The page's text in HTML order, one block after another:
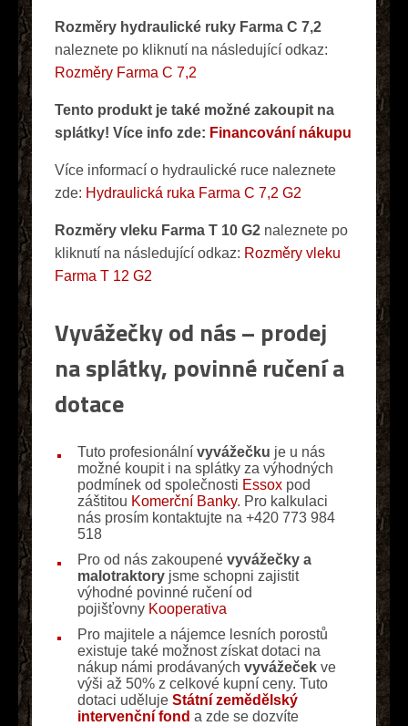
Rozměry hydraulické ruky Farma C 7,2
naleznete po kliknutí na následující odkaz:
Rozměry Farma C 7,2
Tento produkt je také možné zakoupit na
splátky! Více info zde: Financování nákupu
Více informací o hydraulické ruce naleznete
zde: Hydraulická ruka Farma C 7,2 G2
Rozměry vleku Farma T 10 G2 naleznete po
kliknutí na následující odkaz: Rozměry vleku
Farma T 12 G2
Vyvážečky od nás – prodej
na splátky, povinné ručení a
dotace
Tuto profesionální vyvážečku je u nás
možné koupit i na splátky za výhodných
podmínek od společnosti Essox pod
záštitou Komerční Banky. Pro kalkulaci
nás prosím kontaktujte na +420 773 984
518
Pro od nás zakoupené vyvážečky a
malotraktory jsme schopni zajistit
výhodné povinné ručení od
pojišťovny Kooperativa
Pro majitele a nájemce lesních porostů
existuje také možnost získat dotaci na
nákup námi prodávaných vyvážeček ve
výši až 50% z celkové kupní ceny. Tuto
dotaci uděluje Státní zemědělský
intervenční fond a zde se dozvíte